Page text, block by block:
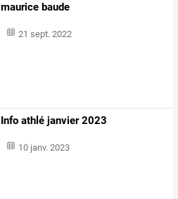
maurice baude
21 sept. 2022
Info athlé janvier 2023
10 janv. 2023